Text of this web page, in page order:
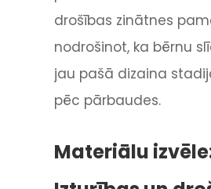
drošības zinātnes
nodrošinot, ka bērnu
jau pašā dizaina
pēc pārbaudes.
Materiālu